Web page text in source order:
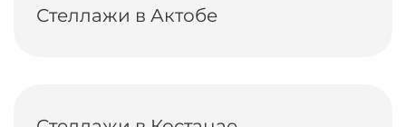
Стеллажи в Актобе